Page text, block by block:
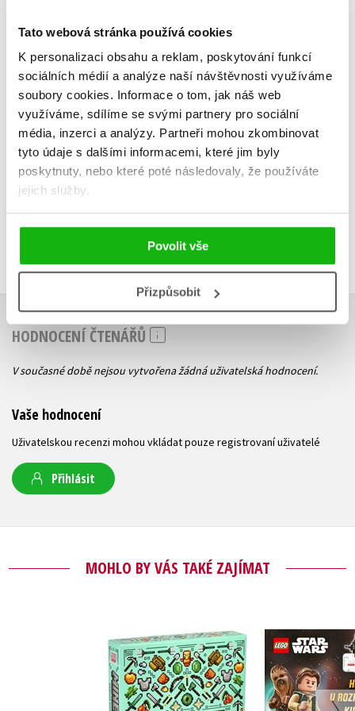
Tato webová stránka používá cookies
K personalizaci obsahu a reklam, poskytování funkcí
sociálních médií a analýze naší návštěvnosti využíváme
soubory cookies. Informace o tom, jak náš web
využíváme, sdílíme se svými partnery pro sociální
média, inzerci a analýzy. Partneři mohou zkombinovat
tyto údaje s dalšími informacemi, které jim byly
poskytnuty, nebo které poté následovaly, že používáte
jejich služby.
Povolit vše
Přizpůsobit
Do košíku
299 Kč
239 Kč
Do
HODNOCENÍ ČTENÁŘŮ
V současné době nejsou vytvořena žádná uživatelská hodnocení.
Vaše hodnocení
Uživatelskou recenzi mohou vkládat pouze registrovaní uživatelé
Přihlásit
MOHLO BY VÁS TAKÉ ZAJÍMAT
Minecraft - Dárková
kolekce pro přežití
Kolektiv
LEGO®
Han Solo a